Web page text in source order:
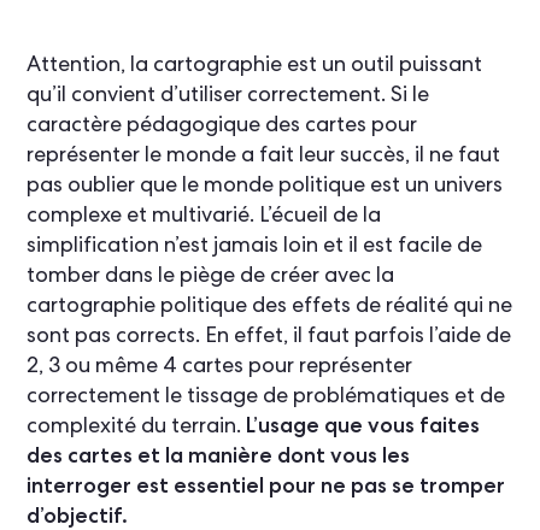
Attention, la cartographie est un outil puissant
qu’il convient d’utiliser correctement. Si le
caractère pédagogique des cartes pour
représenter le monde a fait leur succès, il ne faut
pas oublier que le monde politique est un univers
complexe et multivarié. L’écueil de la
simplification n’est jamais loin et il est facile de
tomber dans le piège de créer avec la
cartographie politique des effets de réalité qui ne
sont pas corrects. En effet, il faut parfois l’aide de
2, 3 ou même 4 cartes pour représenter
correctement le tissage de problématiques et de
complexité du terrain. L’usage que vous faites
des cartes et la manière dont vous les
interroger est essentiel pour ne pas se tromper
d’objectif.